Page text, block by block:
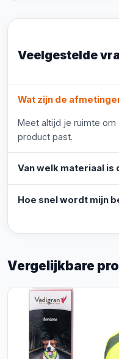
Veelgestelde
Wat zijn de
Meet altijd je ruimte
product past.
Van welk materiaal
Hoe snel wordt mijn
Vergelijkbare